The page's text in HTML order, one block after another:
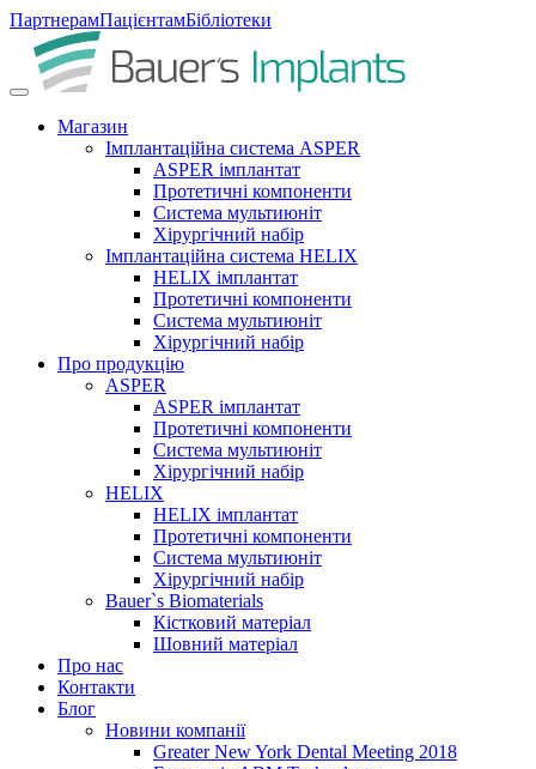
ПартнерамПацієнтамБібліотеки
Магазин
Імплантаційна система ASPER
ASPER імплантат
Протетичні компоненти
Система мультиюніт
Хірургічний набір
Імплантаційна система HELIX
HELIX імплантат
Протетичні компоненти
Система мультиюніт
Хірургічний набір
Про продукцію
ASPER
ASPER імплантат
Протетичні компоненти
Система мультиюніт
Хірургічний набір
HELIX
HELIX імплантат
Протетичні компоненти
Система мультиюніт
Хірургічний набір
Bauer`s Biomaterials
Кістковий матеріал
Шовний матеріал
Про нас
Контакти
Блог
Новини компанії
Greater New York Dental Meeting 2018